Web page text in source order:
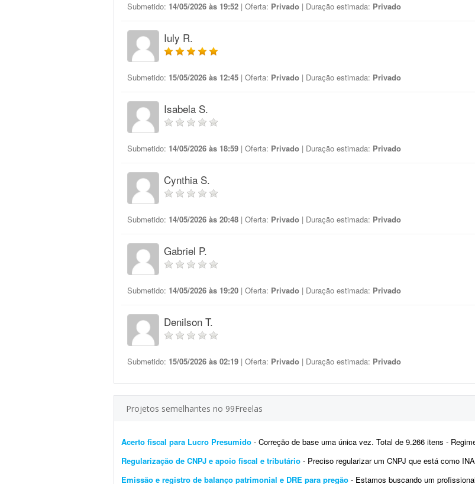
Submetido: 14/05/2026 às 19:52 | Oferta: Privado | Duração estimada: Privado
Iuly R.
Submetido: 15/05/2026 às 12:45 | Oferta: Privado | Duração estimada: Privado
Isabela S.
Submetido: 14/05/2026 às 18:59 | Oferta: Privado | Duração estimada: Privado
Cynthia S.
Submetido: 14/05/2026 às 20:48 | Oferta: Privado | Duração estimada: Privado
Gabriel P.
Submetido: 14/05/2026 às 19:20 | Oferta: Privado | Duração estimada: Privado
Denilson T.
Submetido: 15/05/2026 às 02:19 | Oferta: Privado | Duração estimada: Privado
Projetos semelhantes no 99Freelas
Acerto fiscal para Lucro Presumido - Correção de base uma única vez. Total de 9.266 itens - Regime: Lucro Presumido - Custo
Regularização de CNPJ e apoio fiscal e tributário - Preciso regularizar um CNPJ que está como INAPTO. Ele está parado há
Emissão e registro de balanço patrimonial e DRE para pregão - Estamos buscando um profissional qualificado para a emissão